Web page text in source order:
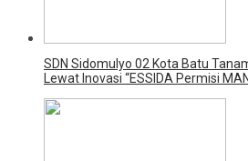
SDN Sidomulyo 02 Kota Batu
Lewat Inovasi “ESSIDA Permisi